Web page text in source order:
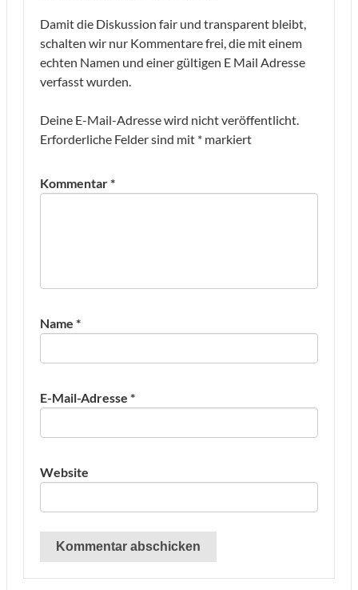
Damit die Diskussion fair und transparent bleibt,
schalten wir nur Kommentare frei, die mit einem
echten Namen und einer gültigen E Mail Adresse
verfasst wurden.
Deine E-Mail-Adresse wird nicht veröffentlicht.
Erforderliche Felder sind mit * markiert
Kommentar*
Name *
E-Mail-Adresse *
Website